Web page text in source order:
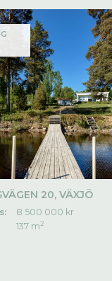
20, VÄXJÖ
8 500 000 kr
137 m2